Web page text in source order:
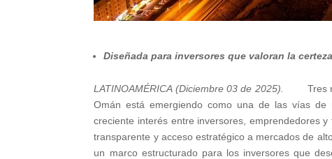
Diseñada para inversores que valoran la
LATINOAMÉRICA (Diciembre 03 de 2025). Tres
Omán está emergiendo como una de las vías
creciente interés entre inversores, emprendedores
transparente y acceso estratégico a mercados de
un marco estructurado para los inversores que